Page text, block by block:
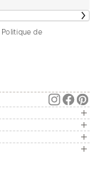
Politique de